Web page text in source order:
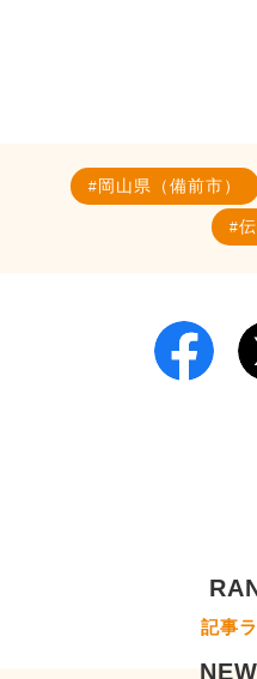
岡山県（備前市）
記事